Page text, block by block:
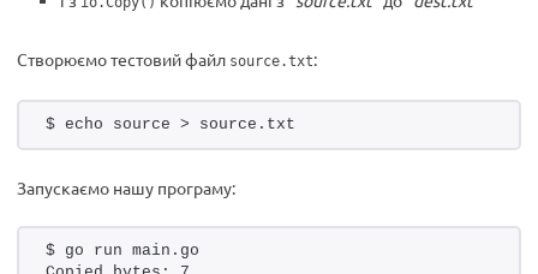
Створюємо тестовий файл source.txt:
$ echo source > source.txt
Запускаємо нашу програму:
$ go run main.go